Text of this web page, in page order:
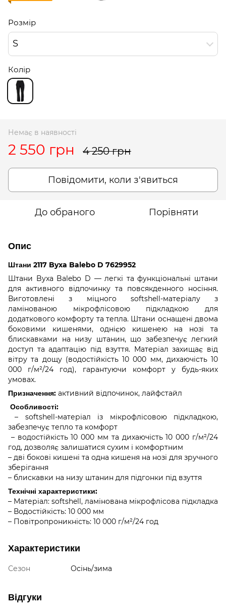
Розмір
S
Колір
Немає в наявності
2 550 грн 4 250 грн
Повідомити, коли з'явиться
До обраного Порівняти
Опис
Штани 2117 Byxa Balebo D 7629952
Штани Byxa Balebo D — легкі та функціональні штани
для активного відпочинку та повсякденного носіння.
Виготовлені з міцного softshell-матеріалу з
ламінованою мікрофлісовою підкладкою для
додаткового комфорту та тепла. Штани оснащені двома
боковими кишенями, однією кишенею на нозі та
блискавками на низу штанин, що забезпечує легкий
доступ та адаптацію під взуття. Матеріал захищає від
вітру та дощу (водостійкість 10 000 мм, дихаючість 10
000 г/м²/24 год), гарантуючи комфорт у будь-яких
умовах.
Призначення: активний відпочинок, лайфстайл
Особливості:
– softshell-матеріал із мікрофлісовою підкладкою,
забезпечує тепло та комфорт
– водостійкість 10 000 мм та дихаючість 10 000 г/м²/24
год, дозволяє залишатися сухим і комфортним
– дві бокові кишені та одна кишеня на нозі для зручного
зберігання
– блискавки на низу штанин для підгонки під взуття
Технічні характеристики:
– Матеріал: softshell, ламінована мікрофлісова підкладка
– Водостійкість: 10 000 мм
– Повітропроникність: 10 000 г/м²/24 год
Характеристики
Сезон Осінь/зима
Відгуки